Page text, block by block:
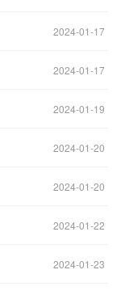
2024-01-17
2024-01-17
2024-01-19
2024-01-20
2024-01-20
2024-01-22
2024-01-23